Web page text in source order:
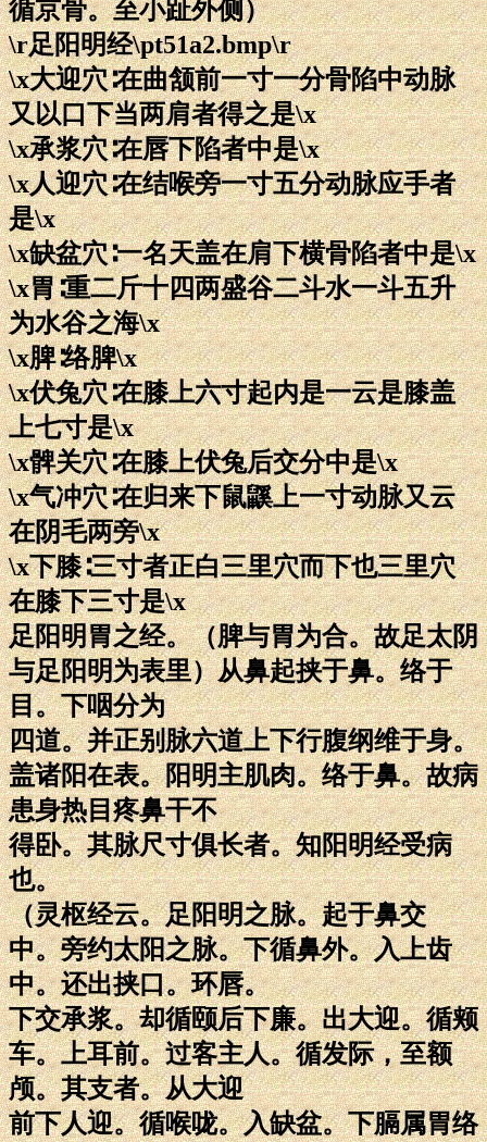
循京骨。至小趾外侧）
\r足阳明经\pt51a2.bmp\r
\x大迎穴∶在曲颔前一寸一分骨陷中动脉
又以口下当两肩者得之是\x
\x承浆穴∶在唇下陷者中是\x
\x人迎穴∶在结喉旁一寸五分动脉应手者
是\x
\x缺盆穴∶一名天盖在肩下横骨陷者中是\x
\x胃∶重二斤十四两盛谷二斗水一斗五升
为水谷之海\x
\x脾∶络脾\x
\x伏兔穴∶在膝上六寸起内是一云是膝盖
上七寸是\x
\x髀关穴∶在膝上伏兔后交分中是\x
\x气冲穴∶在归来下鼠鼷上一寸动脉又云
在阴毛两旁\x
\x下膝∶三寸者正白三里穴而下也三里穴
在膝下三寸是\x
足阳明胃之经。（脾与胃为合。故足太阴
与足阳明为表里）从鼻起挟于鼻。络于
目。下咽分为
四道。并正别脉六道上下行腹纲维于身。
盖诸阳在表。阳明主肌肉。络于鼻。故病
患身热目疼鼻干不
得卧。其脉尺寸俱长者。知阳明经受病
也。
（灵枢经云。足阳明之脉。起于鼻交
中。旁约太阳之脉。下循鼻外。入上齿
中。还出挟口。环唇。
下交承浆。却循颐后下廉。出大迎。循颊
车。上耳前。过客主人。循发际，至额
颅。其支者。从大迎
前下人迎。循喉咙。入缺盆。下膈属胃络